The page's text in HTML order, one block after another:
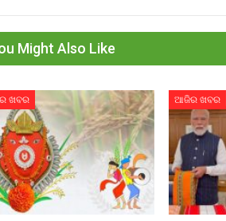
Might Also Like
ଖବର ଆଜିର ଖବର